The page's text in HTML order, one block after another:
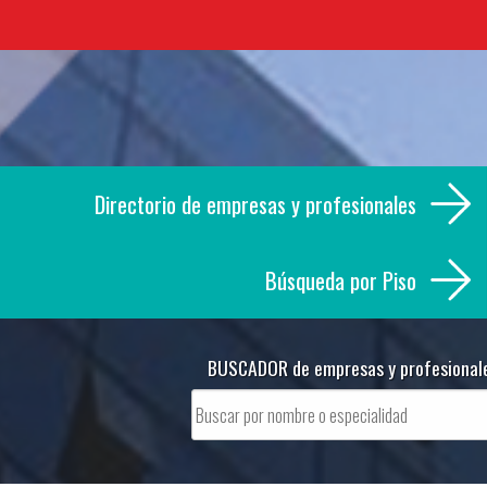
Directorio de empresas y profesionales
Búsqueda por Piso
BUSCADOR de empresas y